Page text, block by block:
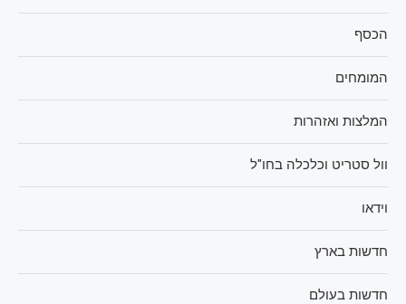
הכסף
המומחים
המלצות ואזהרות
וול סטריט וכלכלה בחו"ל
וידאו
חדשות בארץ
חדשות בעולם